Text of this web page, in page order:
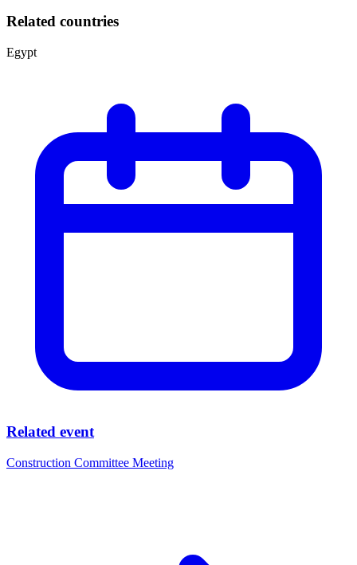
Related countries
Egypt
Related event
Construction Committee Meeting